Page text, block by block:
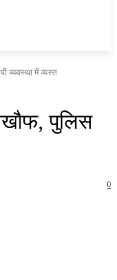
व्यवस्था में व्यस्त
पुलिस
0